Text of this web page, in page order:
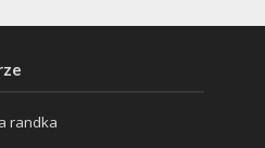
randka